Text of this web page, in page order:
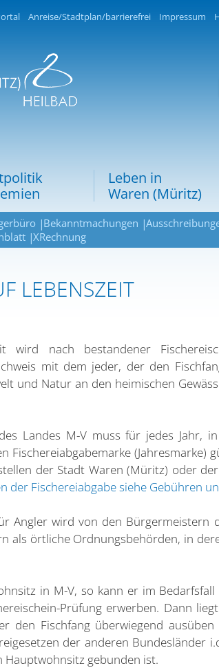
Anreise/Stadtplan/barrierefrei Impressum
Leben in
Waren (Müritz)
Bekanntmachungen
XRechnung
LEBENSZEIT
wird nach bestandener
mit dem jeder, der den
und Natur an den heimischen
Landes M-V muss für jedes Jahr,
Fischereiabgabemarke (Jahresmarke)
der Stadt Waren (Müritz) oder
der Fischereiabgabe siehe Gebühren
Angler wird von den Bürgermeistern
als örtliche Ordnungsbehörden, in
in M-V, so kann er im Bedarfsfall
Prüfung erwerben. Dann
den Fischfang überwiegend
der anderen Bundesländer
Hauptwohnsitz gebunden ist.